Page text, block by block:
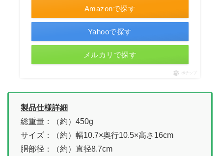
Amazonで探す
Yahooで探す
メルカリで探す
ポチップ
製品仕様詳細
総重量：（約）450g
サイズ：（約）幅10.7×奥行10.5×高さ16cm
胴部径：（約）直径8.7cm